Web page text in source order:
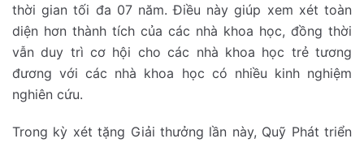
thời gian tối đa 07 năm. Điều này giúp xem xét toàn
diện hơn thành tích của các nhà khoa học, đồng thời
vẫn duy trì cơ hội cho các nhà khoa học trẻ tương
đương với các nhà khoa học có nhiều kinh nghiệm
nghiên cứu.
Trong kỳ xét tặng Giải thưởng lần này, Quỹ Phát triển